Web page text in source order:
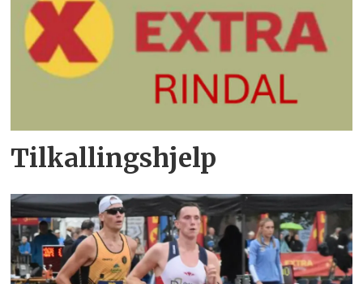
Tilkallingshjelp